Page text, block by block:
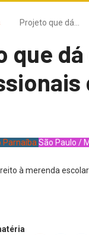
Projeto que dá…
que
Parnaíba São Paulo /